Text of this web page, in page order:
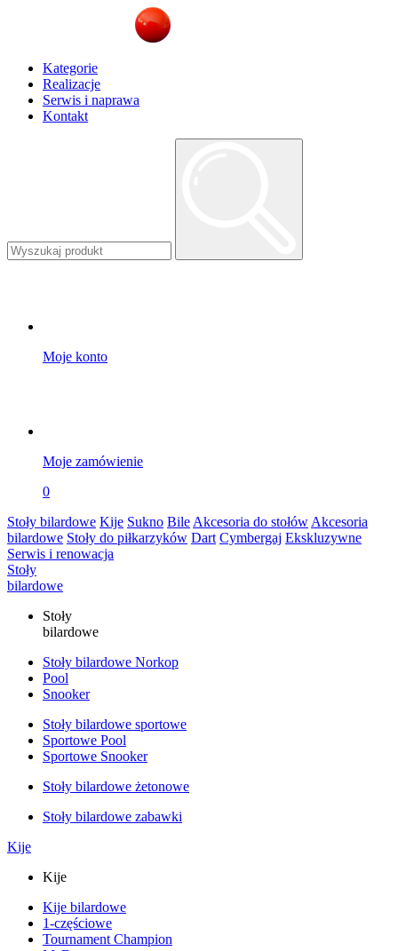
Kategorie
Realizacje
Serwis i naprawa
Kontakt
Moje konto
Moje zamówienie
0
Stoły bilardowe Kije Sukno Bile Akcesoria do stołów Akcesoria
bilardowe Stoły do piłkarzyków Dart Cymbergaj Ekskluzywne
Serwis i renowacja
Stoły
bilardowe
Stoły
bilardowe
Stoły bilardowe Norkop
Pool
Snooker
Stoły bilardowe sportowe
Sportowe Pool
Sportowe Snooker
Stoły bilardowe żetonowe
Stoły bilardowe zabawki
Kije
Kije
Kije bilardowe
1-częściowe
Tournament Champion